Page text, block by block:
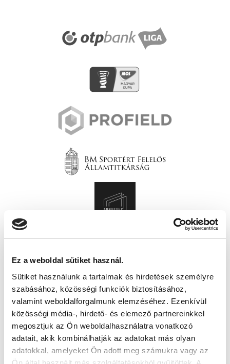
Ez a weboldal sütiket használ.
Sütiket használunk a tartalmak és hirdetések személyre
szabásához, közösségi funkciók biztosításához,
valamint weboldalforgalmunk elemzéséhez. Ezenkívül
közösségi média-, hirdető- és elemező partnereinkkel
megosztjuk az Ön weboldalhasználatra vonatkozó
adatait, akik kombinálhatják az adatokat más olyan
adatokkal, amelyeket Ön adott meg számukra vagy az